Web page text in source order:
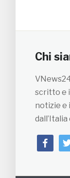
Chi
scritto e
notizie e